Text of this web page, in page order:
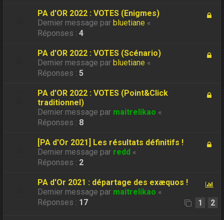
PA d'OR 2022 : VOTES (Enigmes)
Dernier message par bluetiane «
Réponses :4
PA d'OR 2022 : VOTES (Scénario)
Dernier message par bluetiane «
Réponses :5
PA d'OR 2022 : VOTES (Point&Click
traditionnel)
Dernier message par maitrelikao «
Réponses : 8
[PA d'Or 2021] Les résultats définitifs !
Dernier message par redd «
Réponses : 2
PA d'Or 2021 : départage des exæquos !
Dernier message par maitrelikao «
Réponses : 17 1 2